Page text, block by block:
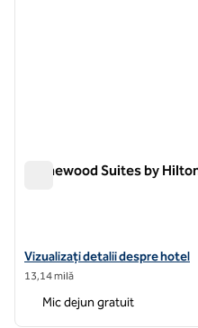
Homewood Suites by
Vizualizați detaliile hotelului
Vizualizați detalii despre hotel
13,14 milă
Mic dejun gratuit